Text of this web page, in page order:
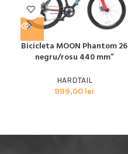
Bicicleta MOON Phantom 26
negru/rosu 440 mm”
HARDTAIL
999,00 lei